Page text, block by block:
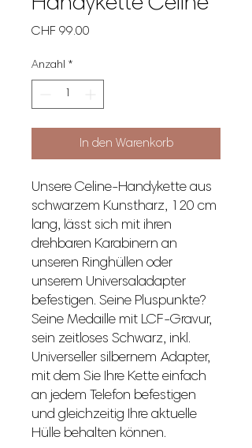
Handykette Celine
CHF 99.00
Anzahl *
In den Warenkorb
Unsere Celine-Handykette aus
schwarzem Kunstharz, 120 cm
lang, lässt sich mit ihren
drehbaren Karabinern an
unseren Ringhüllen oder
unserem Universaladapter
befestigen. Seine Pluspunkte?
Seine Medaille mit LCF-Gravur,
sein zeitloses Schwarz, inkl.
Universeller silbernem Adapter,
mit dem Sie Ihre Kette einfach
an jedem Telefon befestigen
und gleichzeitig Ihre aktuelle
Hülle behalten können.